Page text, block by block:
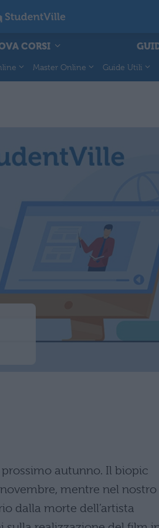
CORSI
Master Online Guide Utili
autunno. Il biopic
mentre nel nostro
dalla morte dell’artista